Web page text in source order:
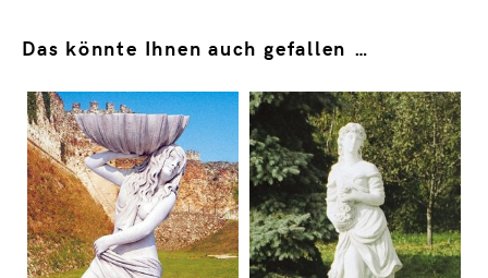
Das könnte Ihnen auch gefallen …